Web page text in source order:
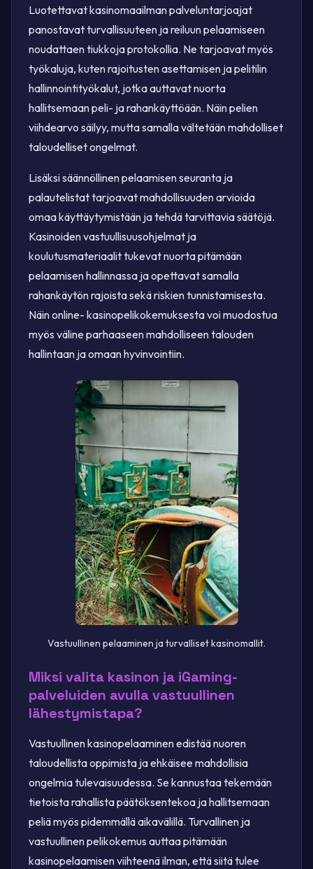
Luotettavat kasinomaailman palveluntarjoajat
panostavat turvallisuuteen ja reiluun pelaamiseen
noudattaen tiukkoja protokollia. Ne tarjoavat myös
työkaluja, kuten rajoitusten asettamisen ja pelitilin
hallinnointityökalut, jotka auttavat nuorta
hallitsemaan peli- ja rahankäyttöään. Näin pelien
viihdearvo säilyy, mutta samalla vältetään mahdolliset
taloudelliset ongelmat.
Lisäksi säännöllinen pelaamisen seuranta ja
palautelistat tarjoavat mahdollisuuden arvioida
omaa käyttäytymistään ja tehdä tarvittavia säätöjä.
Kasinoiden vastuullisuusohjelmat ja
koulutusmateriaalit tukevat nuorta pitämään
pelaamisen hallinnassa ja opettavat samalla
rahankäytön rajoista sekä riskien tunnistamisesta.
Näin online- kasinopelikokemuksesta voi muodostua
myös väline parhaaseen mahdolliseen talouden
hallintaan ja omaan hyvinvointiin.
Vastuullinen pelaaminen ja turvalliset kasinomallit.
Miksi valita kasinon ja iGaming-
palveluiden avulla vastuullinen
lähestymistapa?
Vastuullinen kasinopelaaminen edistää nuoren
taloudellista oppimista ja ehkäisee mahdollisia
ongelmia tulevaisuudessa. Se kannustaa tekemään
tietoista rahallista päätöksentekoa ja hallitsemaan
peliä myös pidemmällä aikavälillä. Turvallinen ja
vastuullinen pelikokemus auttaa pitämään
kasinopelaamisen viihteenä ilman, että siitä tulee